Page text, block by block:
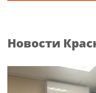
Новости